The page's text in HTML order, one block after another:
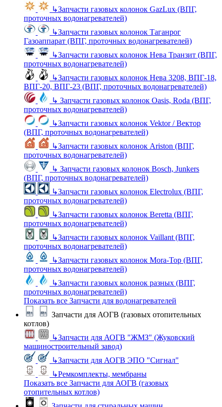
↳Запчасти газовых колонок GazLux (ВПГ,
проточных водонагревателей)
↳Запчасти газовых колонок Таганрог
Газоаппарат (ВПГ, проточных водонагревателей)
↳Запчасти газовых колонок Нева Транзит (ВПГ,
проточных водонагревателей)
↳Запчасти газовых колонок Нева 3208, ВПГ-18,
ВПГ-20, ВПГ-23 (ВПГ, проточных водонагревателей)
↳ Запчасти газовых колонок Oasis, Roda (ВПГ,
проточных водонагревателей)
↳Запчасти газовых колонок Vektor / Вектор
(ВПГ, проточных водонагревателей)
↳Запчасти газовых колонок Ariston (ВПГ,
проточных водонагревателей)
↳ Запчасти газовых колонок Bosch, Junkers
(ВПГ, проточных водонагревателей)
↳Запчасти газовых колонок Electrolux (ВПГ,
проточных водонагревателей)
↳Запчасти газовых колонок Beretta (ВПГ,
проточных водонагревателей)
↳Запчасти газовых колонок Vaillant (ВПГ,
проточных водонагревателей)
↳Запчасти газовых колонок Mora-Top (ВПГ,
проточных водонагревателей)
↳Запчасти газовых колонок разных (ВПГ,
проточных водонагревателей)
Показать все Запчасти для водонагревателей
Запчасти для АОГВ (газовых отопительных
котлов)
↳Запчасти для АОГВ "ЖМЗ" (Жуковский
машиностроительный завод)
↳Запчасти для АОГВ ЭПО "Сигнал"
↳Ремкомплекты, мембраны
Показать все Запчасти для АОГВ (газовых
отопительных котлов)